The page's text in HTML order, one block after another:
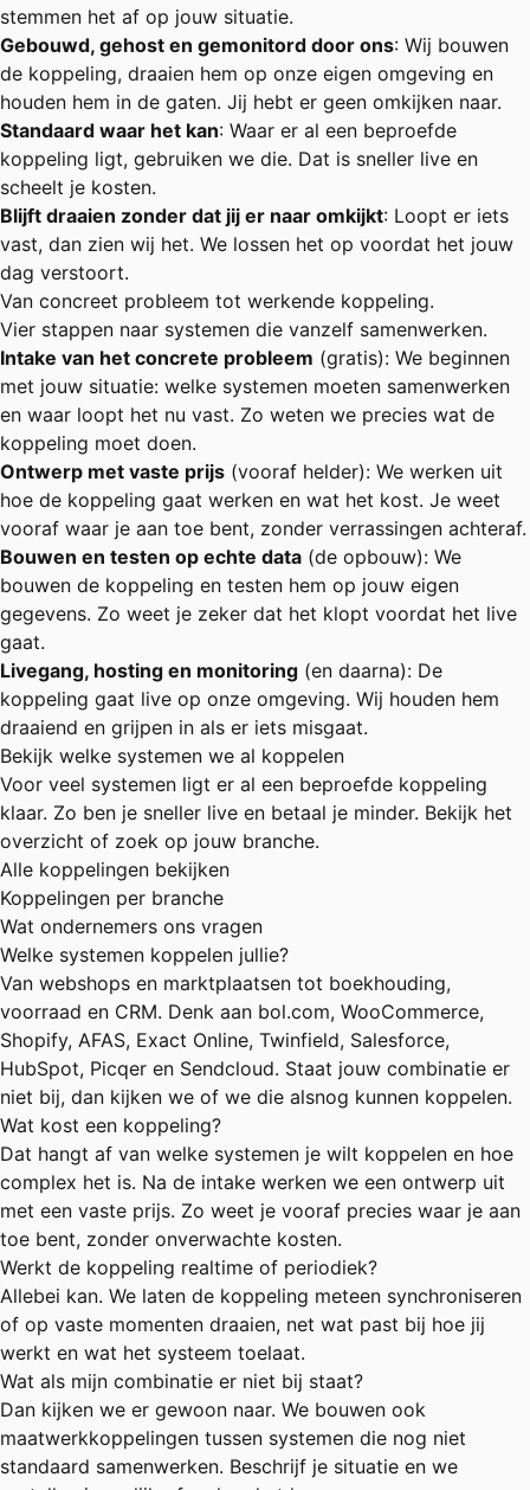
stemmen het af op jouw situatie.
Gebouwd, gehost en gemonitord door ons: Wij bouwen
de koppeling, draaien hem op onze eigen omgeving en
houden hem in de gaten. Jij hebt er geen omkijken naar.
Standaard waar het kan: Waar er al een beproefde
koppeling ligt, gebruiken we die. Dat is sneller live en
scheelt je kosten.
Blijft draaien zonder dat jij er naar omkijkt: Loopt er iets
vast, dan zien wij het. We lossen het op voordat het jouw
dag verstoort.
Van concreet probleem tot werkende koppeling.
Vier stappen naar systemen die vanzelf samenwerken.
Intake van het concrete probleem (gratis): We beginnen
met jouw situatie: welke systemen moeten samenwerken
en waar loopt het nu vast. Zo weten we precies wat de
koppeling moet doen.
Ontwerp met vaste prijs (vooraf helder): We werken uit
hoe de koppeling gaat werken en wat het kost. Je weet
vooraf waar je aan toe bent, zonder verrassingen achteraf.
Bouwen en testen op echte data (de opbouw): We
bouwen de koppeling en testen hem op jouw eigen
gegevens. Zo weet je zeker dat het klopt voordat het live
gaat.
Livegang, hosting en monitoring (en daarna): De
koppeling gaat live op onze omgeving. Wij houden hem
draaiend en grijpen in als er iets misgaat.
Bekijk welke systemen we al koppelen
Voor veel systemen ligt er al een beproefde koppeling
klaar. Zo ben je sneller live en betaal je minder. Bekijk het
overzicht of zoek op jouw branche.
Alle koppelingen bekijken
Koppelingen per branche
Wat ondernemers ons vragen
Welke systemen koppelen jullie?
Van webshops en marktplaatsen tot boekhouding,
voorraad en CRM. Denk aan bol.com, WooCommerce,
Shopify, AFAS, Exact Online, Twinfield, Salesforce,
HubSpot, Picqer en Sendcloud. Staat jouw combinatie er
niet bij, dan kijken we of we die alsnog kunnen koppelen.
Wat kost een koppeling?
Dat hangt af van welke systemen je wilt koppelen en hoe
complex het is. Na de intake werken we een ontwerp uit
met een vaste prijs. Zo weet je vooraf precies waar je aan
toe bent, zonder onverwachte kosten.
Werkt de koppeling realtime of periodiek?
Allebei kan. We laten de koppeling meteen synchroniseren
of op vaste momenten draaien, net wat past bij hoe jij
werkt en wat het systeem toelaat.
Wat als mijn combinatie er niet bij staat?
Dan kijken we er gewoon naar. We bouwen ook
maatwerkkoppelingen tussen systemen die nog niet
standaard samenwerken. Beschrijf je situatie en we